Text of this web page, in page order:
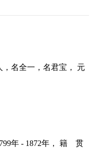
名全一，名君宝， 元
年 - 1872年， 籍 贯